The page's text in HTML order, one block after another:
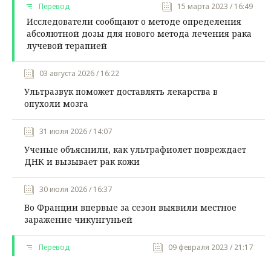
Перевод 15 марта 2023 / 16:49
Исследователи сообщают о методе определения
абсолютной дозы для нового метода лечения рака
лучевой терапией
03 августа 2026 / 16:22
Ультразвук поможет доставлять лекарства в
опухоли мозга
31 июля 2026 / 14:07
Ученые объяснили, как ультрафиолет повреждает
ДНК и вызывает рак кожи
30 июля 2026 / 16:37
Во Франции впервые за сезон выявили местное
заражение чикунгуньей
Перевод 09 февраля 2023 / 21:17